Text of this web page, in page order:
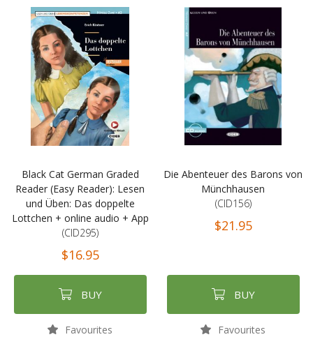
Black Cat German Graded
Reader (Easy Reader): Lesen
und Üben: Das doppelte
Lottchen + online audio + App
(CID295)
$16.95
BUY
Favourites
Die Abenteuer des Barons von
Münchhausen
(CID156)
$21.95
BUY
Favourites